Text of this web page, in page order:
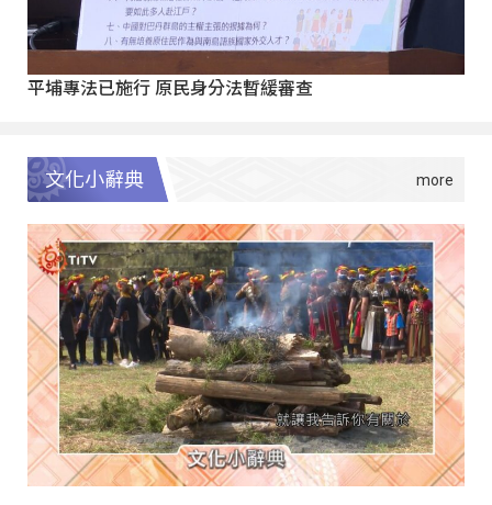
平埔專法已施行 原民身分法暫緩審查
文化小辭典